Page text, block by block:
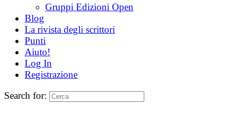
Gruppi Edizioni Open
Blog
La rivista degli scrittori
Punti
Aiuto!
Log In
Registrazione
Search for: